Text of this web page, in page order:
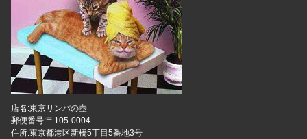
店名:東京リンパの壺
郵便番号:〒105-0004
住所:東京都港区新橋5丁目5番地3号